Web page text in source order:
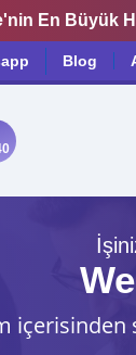
En Büyük
Blog